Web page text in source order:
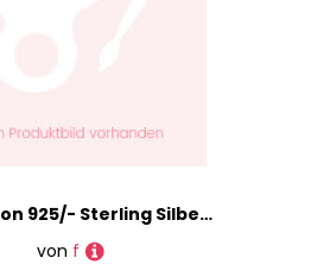
F Medaillon 925/- Sterling Silber Zirkonia 2,25Cm Glänzend
von f